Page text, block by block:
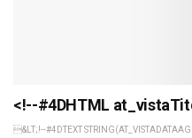
<!--#4DHTML
&LT;!--#4DTEXT